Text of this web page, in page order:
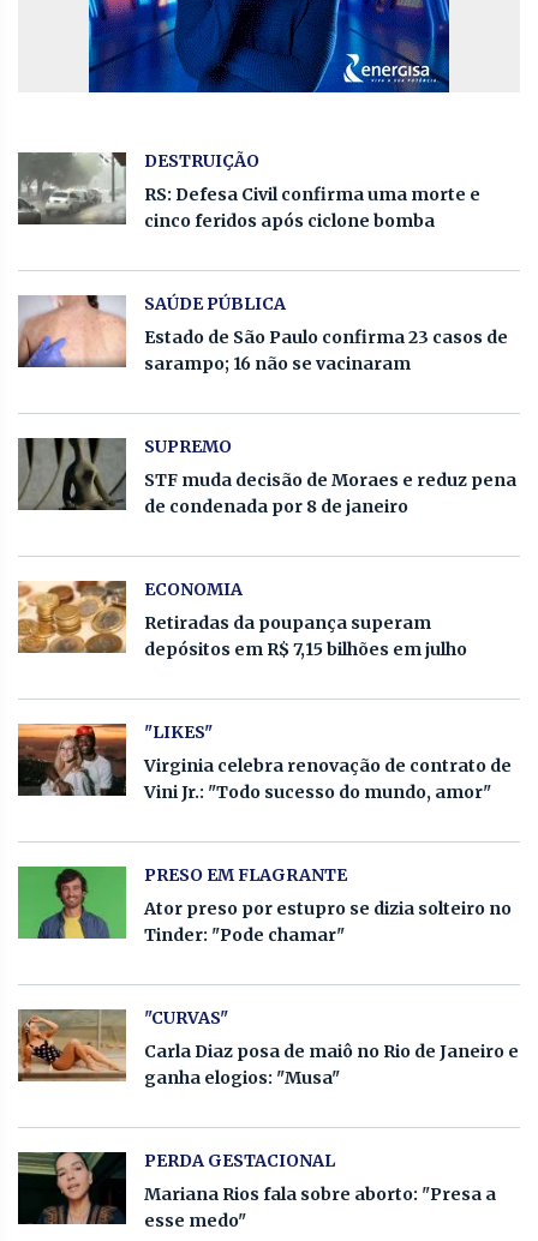
DESTRUIÇÃO
RS: Defesa Civil confirma uma morte e
cinco feridos após ciclone bomba
SAÚDE PÚBLICA
Estado de São Paulo confirma 23 casos de
sarampo; 16 não se vacinaram
SUPREMO
STF muda decisão de Moraes e reduz pena
de condenada por 8 de janeiro
ECONOMIA
Retiradas da poupança superam
depósitos em R$ 7,15 bilhões em julho
"LIKES"
Virginia celebra renovação de contrato de
Vini Jr.: "Todo sucesso do mundo, amor"
PRESO EM FLAGRANTE
Ator preso por estupro se dizia solteiro no
Tinder: "Pode chamar"
"CURVAS"
Carla Diaz posa de maiô no Rio de Janeiro e
ganha elogios: "Musa"
PERDA GESTACIONAL
Mariana Rios fala sobre aborto: "Presa a
esse medo"